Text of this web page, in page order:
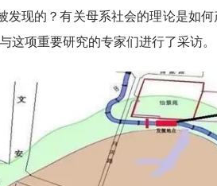
发现的？有关母系社会的理论是如
这项重要研究的专家们进行了采访。